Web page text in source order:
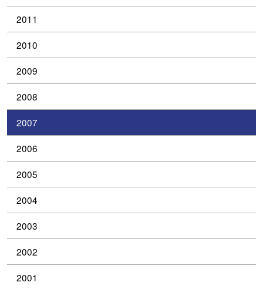
2011
2010
2009
2008
2007
2006
2005
2004
2003
2002
2001